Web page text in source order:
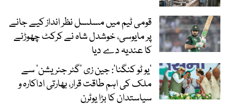
قومی ٹیم میں مسلسل نظر انداز کیے جانے
پر مایوسی، خوشدل شاہ نے کرکٹ چھوڑنے
کا عندیہ دے دیا
’یو ٹو کنگنا‘: جین زی ’گٹر جنریشن‘ سے
ملک کی اہم طاقت قرار، بھارتی اداکارہ و
سیاستدان کا بڑا یوٹرن